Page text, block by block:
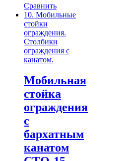
Сравнить
10. Мобильные
стойки
ограждения.
Столбики
ограждения с
канатом.
Мобильная
стойка
ограждения
с
бархатным
канатом